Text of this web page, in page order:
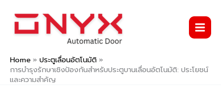
content
Home
ประตูเลื่อนอัตโนมัติ
การบำรุงรักษาเชิงป้องกันสำหรับประตูบานเลื่อนอัตโนมัติ: ประโยชน์
และความสำคัญ